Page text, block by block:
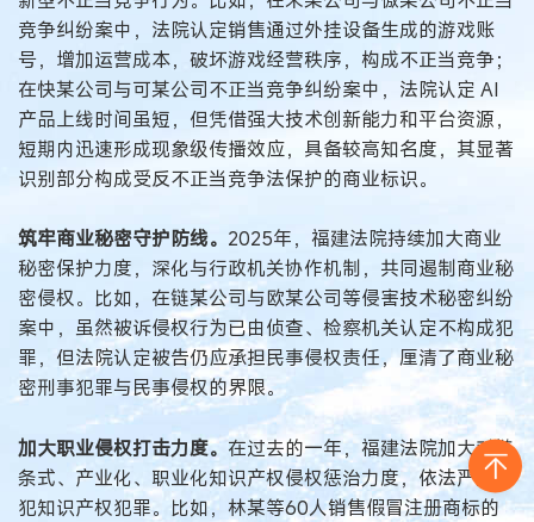
竞争纠纷案中，法院认定销售通过外挂设备生成的游戏账
号，增加运营成本，破坏游戏经营秩序，构成不正当竞争；
在快某公司与可某公司不正当竞争纠纷案中，法院认定 AI
产品上线时间虽短，但凭借强大技术创新能力和平台资源，
短期内迅速形成现象级传播效应，具备较高知名度，其显著
识别部分构成受反不正当竞争法保护的商业标识。
筑牢商业秘密守护防线。 2025年，福建法院持续加大商业
秘密保护力度，深化与行政机关协作机制，共同遏制商业秘
密侵权。比如，在链某公司与欧某公司等侵害技术秘密纠纷
案中，虽然被诉侵权行为已由侦查、检察机关认定不构成犯
罪，但法院认定被告仍应承担民事侵权责任，厘清了商业秘
密刑事犯罪与民事侵权的界限。
加大职业侵权打击力度。 在过去的一年，福建法院加大对链
条式、产业化、职业化知识产权侵权惩治力度，依法严惩侵
犯知识产权犯罪。比如，林某等60人销售假冒注册商标的